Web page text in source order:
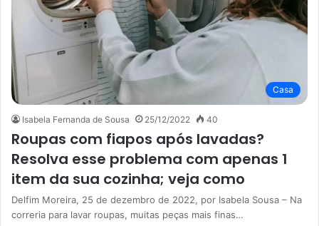
Casa
Isabela Fernanda de Sousa 25/12/2022 40
Roupas com fiapos após lavadas?
Resolva esse problema com apenas 1
item da sua cozinha; veja como
Delfim Moreira, 25 de dezembro de 2022, por Isabela Sousa – Na
correria para lavar roupas, muitas peças mais finas…